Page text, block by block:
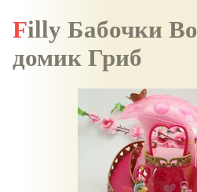
Filly Бабочки Волшебный
домик Гриб